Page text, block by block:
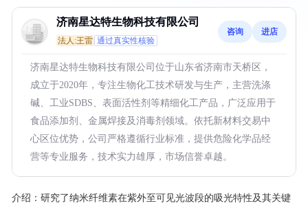
济南星达特生物科技有限公司
法人:王雷 通过真实性核验
咨询 进店
济南星达特生物科技有限公司位于山东省济南市天桥区，
成立于2020年，专注生物化工技术研发与生产，主营洗涤
碱、工业SDBS、表面活性剂等精细化工产品，广泛应用于
食品添加剂、金属焊接及消毒剂领域。依托新材料交易中
心区位优势，公司严格遵循行业标准，提供危险化学品经
营等专业服务，技术实力雄厚，市场信誉卓越。
介绍： 研究了纳米纤维素在紫外至可见光波段的吸光特性及其关键